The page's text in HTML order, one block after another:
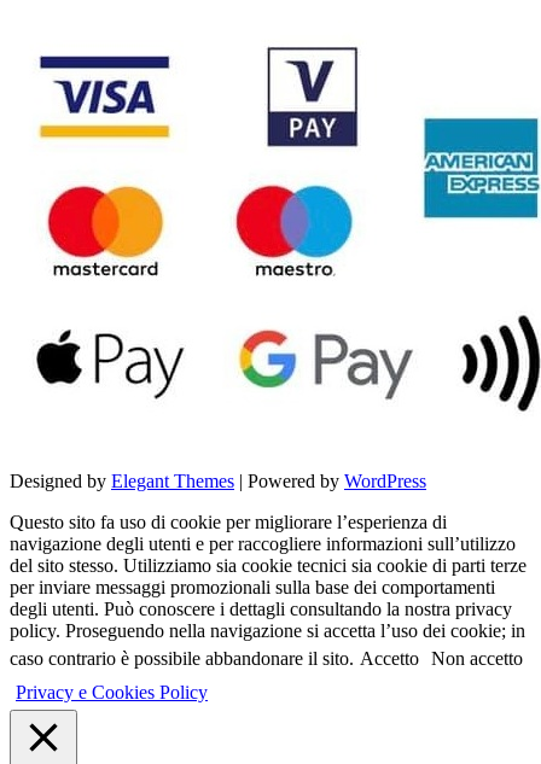
Designed by Elegant Themes | Powered by WordPress
Questo sito fa uso di cookie per migliorare l’esperienza di
navigazione degli utenti e per raccogliere informazioni sull’utilizzo
del sito stesso. Utilizziamo sia cookie tecnici sia cookie di parti terze
per inviare messaggi promozionali sulla base dei comportamenti
degli utenti. Può conoscere i dettagli consultando la nostra privacy
policy. Proseguendo nella navigazione si accetta l’uso dei cookie; in
caso contrario è possibile abbandonare il sito. Accetto Non accetto
Privacy e Cookies Policy